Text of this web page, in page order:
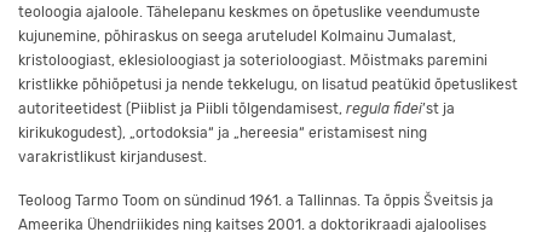
teoloogia ajaloole. Tähelepanu keskmes on õpetuslike veendumuste
kujunemine, põhiraskus on seega aruteludel Kolmainu Jumalast,
kristoloogiast, eklesioloogiast ja soterioloogiast. Mõistmaks paremini
kristlikke põhiõpetusi ja nende tekkelugu, on lisatud peatükid õpetuslikest
autoriteetidest (Piiblist ja Piibli tõlgendamisest, regula fidei’st ja
kirikukogudest), „ortodoksia“ ja „hereesia“ eristamisest ning
varakristlikust kirjandusest.
Teoloog Tarmo Toom on sündinud 1961. a Tallinnas. Ta õppis Šveitsis ja
Ameerika Ühendriikides ning kaitses 2001. a doktorikraadi ajaloolises